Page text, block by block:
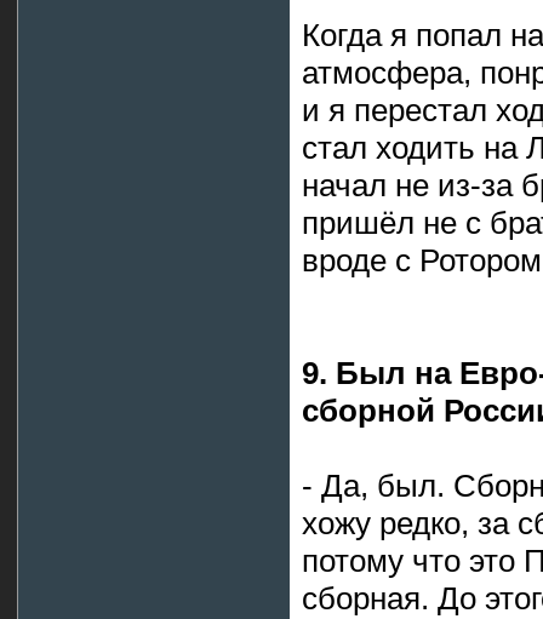
Когда я попал
атмосфера,
и я перестал
стал ходить на
начал не из-за
пришёл не с
вроде с
9. Был на
сборной
- Да, был.
хожу редко, за
потому что это
сборная. До